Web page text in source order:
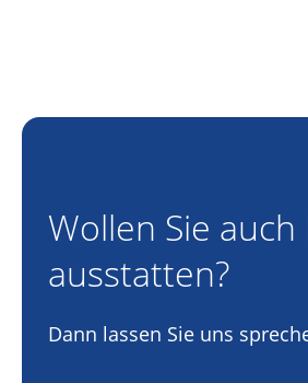
Wollen Sie
ausstatten?
Dann lassen Sie uns